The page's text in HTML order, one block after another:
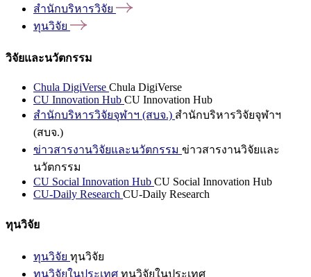
สำนักบริหารวิจัย
ทุนวิจัย
วิจัยและนวัตกรรม
Chula DigiVerse Chula DigiVerse
CU Innovation Hub CU Innovation Hub
สำนักบริหารวิจัยจุฬาฯ (สบจ.) สำนักบริหารวิจัยจุฬาฯ
(สบจ.)
ข่าวสารงานวิจัยและนวัตกรรม ข่าวสารงานวิจัยและ
นวัตกรรม
CU Social Innovation Hub CU Social Innovation Hub
CU-Daily Research CU-Daily Research
ทุนวิจัย
ทุนวิจัย ทุนวิจัย
ทุนวิจัยในประเทศ ทุนวิจัยในประเทศ